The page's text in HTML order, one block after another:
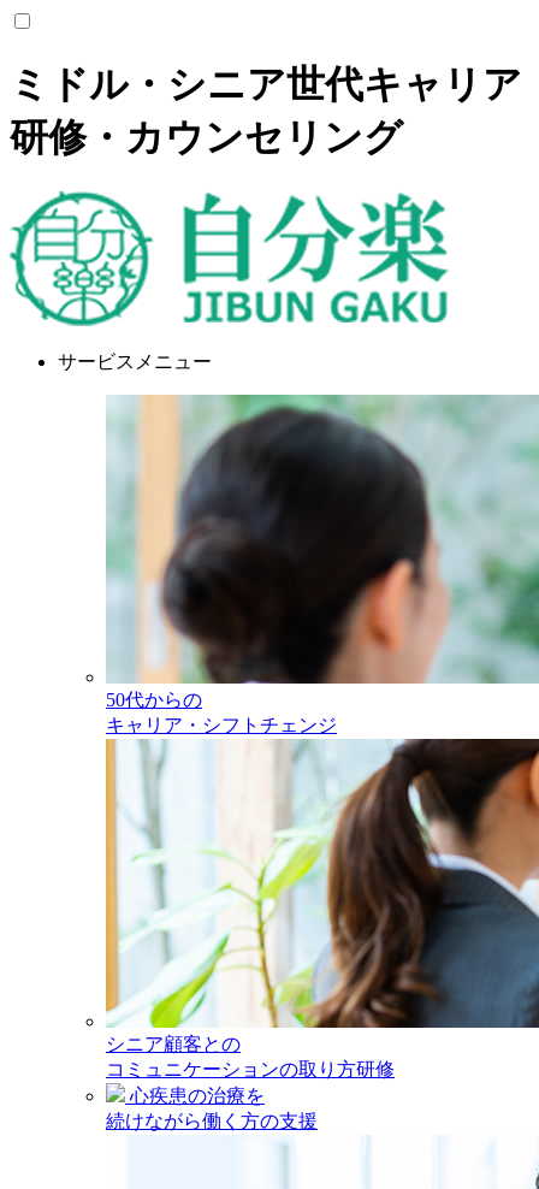
ミドル・シニア世代キャリア
研修・カウンセリング
サービスメニュー
50代からの
キャリア・シフトチェンジ
シニア顧客との
コミュニケーションの取り方研修
心疾患の治療を
続けながら働く方の支援